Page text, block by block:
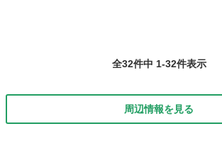
全32件中 1-32件表示
周辺情報を見る